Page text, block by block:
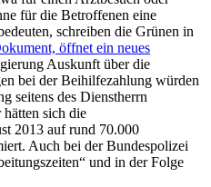
für die Betroffenen eine
schreiben die Grünen in
öffnet ein neues
Auskunft über die
bei der Beihilfezahlung würden
seitens des Dienstherrn
sich die
2013 auf rund 70.000
Auch bei der Bundespolizei
und in der Folge